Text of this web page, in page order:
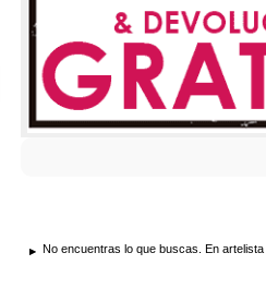
No encuentras lo que buscas. En artelista